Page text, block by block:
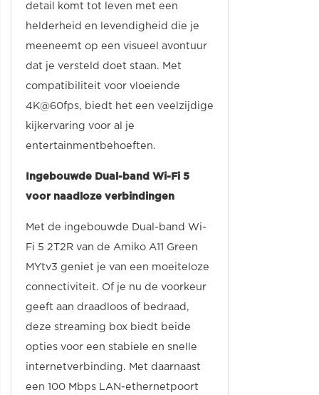
detail komt tot leven met een
helderheid en levendigheid die je
meeneemt op een visueel avontuur
dat je versteld doet staan. Met
compatibiliteit voor vloeiende
4K@60fps, biedt het een veelzijdige
kijkervaring voor al je
entertainmentbehoeften.
Ingebouwde Dual-band Wi-Fi 5
voor naadloze verbindingen
Met de ingebouwde Dual-band Wi-
Fi 5 2T2R van de Amiko A11 Green
MYtv3 geniet je van een moeiteloze
connectiviteit. Of je nu de voorkeur
geeft aan draadloos of bedraad,
deze streaming box biedt beide
opties voor een stabiele en snelle
internetverbinding. Met daarnaast
een 100 Mbps LAN-ethernetpoort